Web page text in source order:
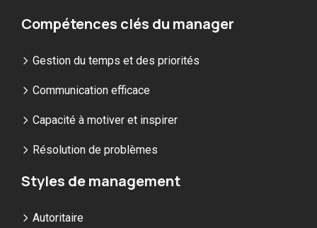
Compétences clés du manager
Gestion du temps et des priorités
Communication efficace
Capacité à motiver et inspirer
Résolution de problèmes
Styles de management
Autoritaire